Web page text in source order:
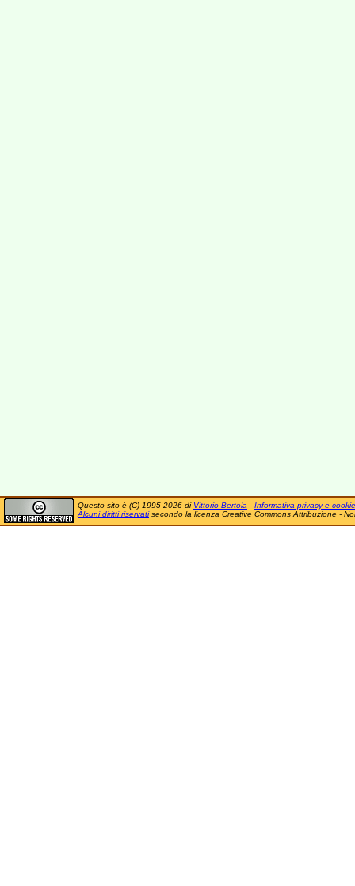
Questo sito è (C) 1995-2026 di Vittorio Bertola - Informativa privacy e cookie
Alcuni diritti riservatisecondo la licenza Creative Commons Attribuzione -